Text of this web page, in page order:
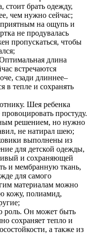
стоит брать одежду,
чем нужно сейчас;
на ощупь и
не продувалась
пропускаться, чтобы
длина
встречаются
сзади длиннее–
в тепле и сохранять
Шея ребенка
простуду.
решением, но нужно
не натирал шею;
выполнены из
для детской одежды,
и сохраняющей
и мембранную ткань,
для самого
материалам можно
кожу, полиамид,
роль. Он может быть
сохраняет тепло и
а также из